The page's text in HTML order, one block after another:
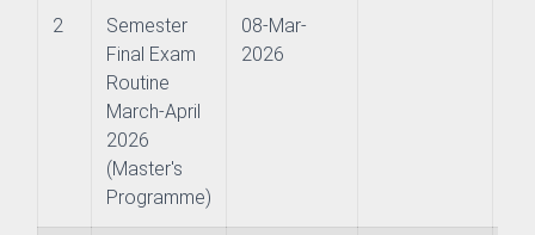
2
Semester
Final Exam
Routine
March-April
2026
(Master's
Programme)
08-Mar-
2026